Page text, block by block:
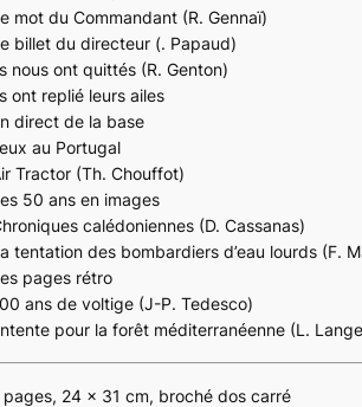
mot du Commandant (R. Gennaï)
billet du directeur (. Papaud)
nous ont quittés (R. Genton)
ont replié leurs ailes
direct de la base
au Portugal
Tractor (Th. Chouffot)
50 ans en images
calédoniennes (D. Cassanas)
tentation des bombardiers d’eau lourds (F.
pages rétro
ans de voltige (J-P. Tedesco)
pour la forêt méditerranéenne (L.
24 x 31 cm, broché dos carré